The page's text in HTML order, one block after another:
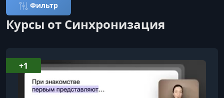
Фильтр
Курсы от Синхронизация
+1